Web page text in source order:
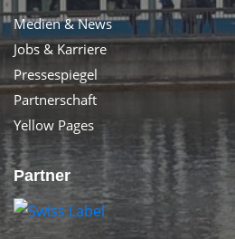
Medien & News
Jobs & Karriere
Pressespiegel
Partnerschaft
Yellow Pages
Partner